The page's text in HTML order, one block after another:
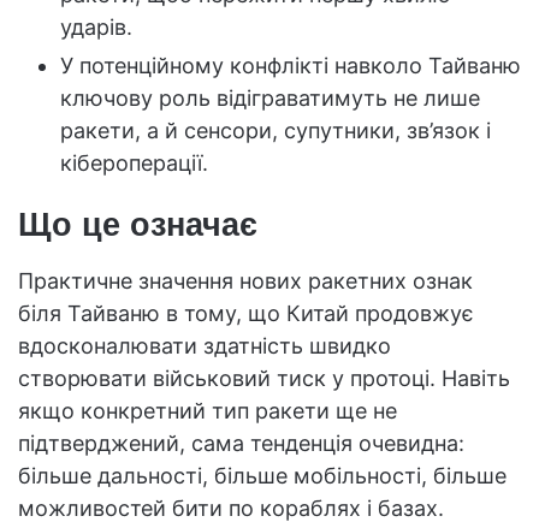
ударів.
У потенційному конфлікті навколо Тайваню
ключову роль відіграватимуть не лише
ракети, а й сенсори, супутники, зв’язок і
кібероперації.
Що це означає
Практичне значення нових ракетних ознак
біля Тайваню в тому, що Китай продовжує
вдосконалювати здатність швидко
створювати військовий тиск у протоці. Навіть
якщо конкретний тип ракети ще не
підтверджений, сама тенденція очевидна:
більше дальності, більше мобільності, більше
можливостей бити по кораблях і базах.